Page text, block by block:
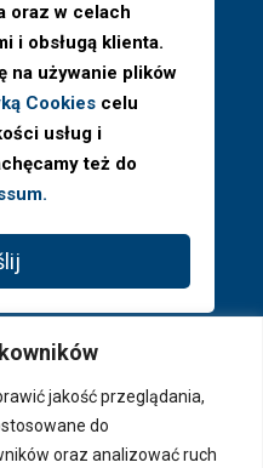
jakość przeglądania,
do
oraz analizować ruch
oraz w celach
i obsługą klienta.
na używanie plików
Cookies celu
usług i
też do